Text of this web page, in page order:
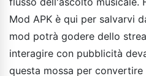
Mod APK è qui per salvarvi
mod potrà godere dello
interagire con pubblicità
questa mossa per